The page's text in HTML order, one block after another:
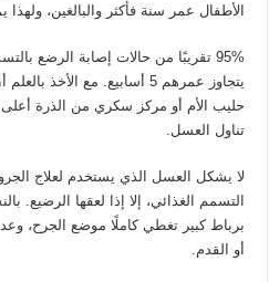
الأطفال عمر سنة فأكثر والبالغين، ولهذا
95% تقريبًا من حالات إصابة الرضع
يتجاوز عمرهم 5 أسابيع. مع
حليب الأم أو مركز سكري من الذرة
تناول العسل.
لا يشكل العسل الذي يستخدم لعلاج
التسمم الغذائي، إلا إذا لعقها الرضيع.
برباط كبير تغطي كاملًا موضع الجرح،
أو القدم.